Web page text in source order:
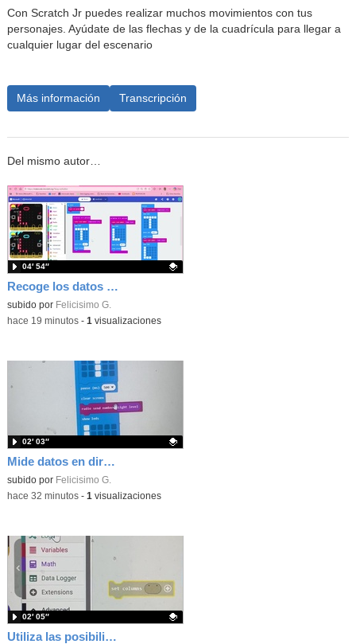
Con Scratch Jr puedes realizar muchos movimientos con tus
personajes. Ayúdate de las flechas y de la cuadrícula para llegar a
cualquier lugar del escenario
Más información Transcripción
Del mismo autor…
Recoge los datos en una gráfica programando tu placa microbit con MakeCode y conoce la Tª y nivel de luz en este eclipse
Contenido educativo.
subido por Felicisimo G.
04′ 54″
-hace 19 minutos- 1 visualizaciones
Mide datos en directo usando tu placa microbit y programando con MakeCode dos placas conectadas por radio
Contenido educativo.
subido por Felicisimo G.
02′ 03″
-hace 32 minutos- 1 visualizaciones
Utiliza las posibilidades de tu microbit programando com MakeCode para medir temperatura y nivel de luz con Datalogger
02′ 05″